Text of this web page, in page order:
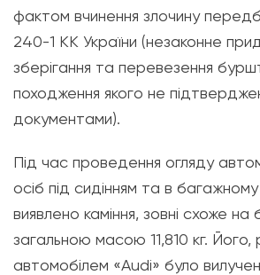
фактом вчинення злочину
240-1 КК України (незаконне
зберігання та перевезення
походження якого не
документами).
Під час проведення огляду
осіб під сидінням та в багажному
виявлено каміння, зовні схоже
загальною масою 11,810 кг. Його,
автомобілем «Audi» було